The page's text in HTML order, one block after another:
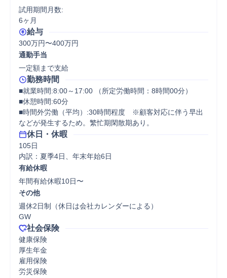
試用期間月数:
6ヶ月
給与
300万円〜400万円
通勤手当
一定額まで支給
勤務時間
■就業時間:8:00～17:00 （所定労働時間：8時間00分）
■休憩時間:60分
■時間外労働（平均）:30時間程度　※顧客対応に伴う早出
などが発生するため。繁忙期閑散期あり。
休日・休暇
105日
内訳：夏季4日、年末年始6日
有給休暇
年間有給休暇10日〜
その他
週休2日制（休日は会社カレンダーによる）
GW
社会保険
健康保険
厚生年金
雇用保険
労災保険